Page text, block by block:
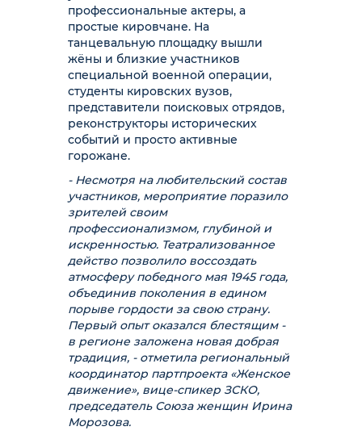
профессиональные актеры, а
простые кировчане. На
танцевальную площадку вышли
жёны и близкие участников
специальной военной операции,
студенты кировских вузов,
представители поисковых отрядов,
реконструкторы исторических
событий и просто активные
горожане.
- Несмотря на любительский состав
участников, мероприятие поразило
зрителей своим
профессионализмом, глубиной и
искренностью. Театрализованное
действо позволило воссоздать
атмосферу победного мая 1945 года,
объединив поколения в едином
порыве гордости за свою страну.
Первый опыт оказался блестящим -
в регионе заложена новая добрая
традиция, - отметила региональный
координатор партпроекта «Женское
движение», вице-спикер ЗСКО,
председатель Союза женщин Ирина
Морозова.